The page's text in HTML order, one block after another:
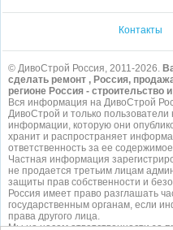
Контакты
© ДивоСтрой Россия, 2011-2026.
сделать ремонт , Россия,
регионе Россия - строительство
Вся информация на ДивоСтрой
ДивоСтрой и только пользователи
информации, которую они
хранит и распространяет
ответственность за ее
Частная информация
не продается третьим лицам
защиты прав собственности и
Россия имеет право разглашать
государственным органам, если
права другого лица.
Мы не несем ответственности за